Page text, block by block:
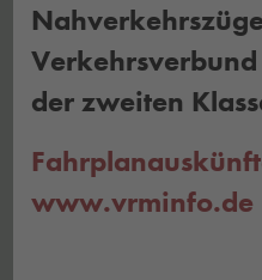
der zweiten
www.vrminfo.de